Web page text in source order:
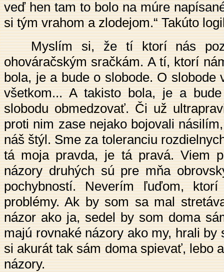
veď hen tam to bolo na múre
si tým vrahom a zlodejom.“ Takúto
Myslím si, že tí ktorí nás
ohováračským sračkám. A tí, ktorí
bola, je a bude o slobode. O
všetkom... A takisto bola, je a
slobodu obmedzovať. Či už
proti nim zase nejako bojovali
náš štýl. Sme za toleranciu
tá moja pravda, je tá pravá. Viem
názory druhých sú pre mňa
pochybností. Neverím ľuďom,
problémy. Ak by som sa mal
názor ako ja, sedel by som doma
majú rovnaké názory ako my, hrali
si akurát tak sám doma spievať, lebo
názory.